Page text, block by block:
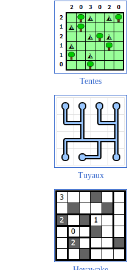
Tentes
Tuyaux